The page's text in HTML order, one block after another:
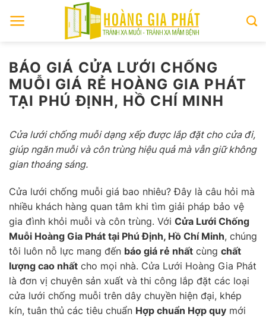
BÁO GIÁ CỬA LƯỚI CHỐNG
MUỖI GIÁ RẺ HOÀNG GIA PHÁT
TẠI PHÚ ĐỊNH, HỒ CHÍ MINH
Cửa lưới chống muỗi dạng xếp được lắp đặt cho cửa đi,
giúp ngăn muỗi và côn trùng hiệu quả mà vẫn giữ không
gian thoáng sáng.
Cửa lưới chống muỗi giá bao nhiêu? Đây là câu hỏi mà
nhiều khách hàng quan tâm khi tìm giải pháp bảo vệ
gia đình khỏi muỗi và côn trùng. Với Cửa Lưới Chống
Muỗi Hoàng Gia Phát tại Phú Định, Hồ Chí Minh, chúng
tôi luôn nỗ lực mang đến báo giá rẻ nhất cùng chất
lượng cao nhất cho mọi nhà. Cửa Lưới Hoàng Gia Phát
là đơn vị chuyên sản xuất và thi công lắp đặt các loại
cửa lưới chống muỗi trên dây chuyền hiện đại, khép
kín, tuân thủ các tiêu chuẩn Hợp chuẩn Hợp quy mới